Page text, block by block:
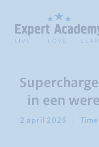
in een
2 april 2025 |